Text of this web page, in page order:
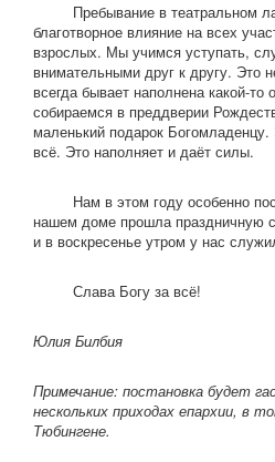
Пребывание в театральном
благотворное влияние на всех
взрослых. Мы учимся уступать,
внимательными друг к другу. Это
всегда бывает наполнена какой-
собираемся в преддверии
маленький подарок
всё. Это наполняет и даёт силы.
Нам в этом году особенно
нашем доме прошла праздничную
и в воскресенье утром у нас
Слава Богу за всё!
Юлия Билбия
Примечание: постановка будет
нескольких приходах епархии, в
Тюбингене.